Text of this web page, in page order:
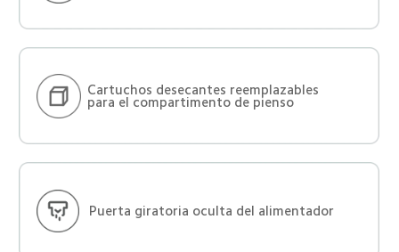
Cartuchos desecantes reemplazables
para el compartimento de pienso
Puerta giratoria oculta del alimentador